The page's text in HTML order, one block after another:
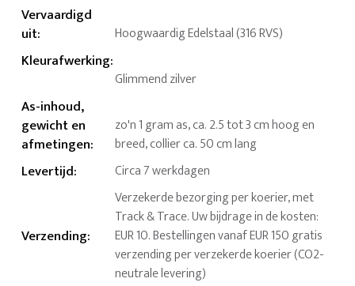
Vervaardigd
uit: Hoogwaardig Edelstaal (316 RVS)
Kleurafwerking:
Glimmend zilver
As-inhoud,
gewicht en
afmetingen:
zo'n 1 gram as, ca. 2.5 tot 3 cm hoog en
breed, collier ca. 50 cm lang
Levertijd: Circa 7 werkdagen
Verzending:
Verzekerde bezorging per koerier, met
Track & Trace. Uw bijdrage in de kosten:
EUR 10. Bestellingen vanaf EUR 150 gratis
verzending per verzekerde koerier (CO2-
neutrale levering)